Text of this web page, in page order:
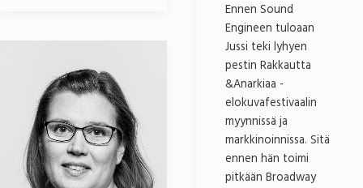
Ennen Sound
Engineen tuloaan
Jussi teki lyhyen
pestin Rakkautta
&Anarkiaa -
elokuvafestivaalin
myynnissä ja
markkinoinnissa. Sitä
ennen hän toimi
pitkään Broadway